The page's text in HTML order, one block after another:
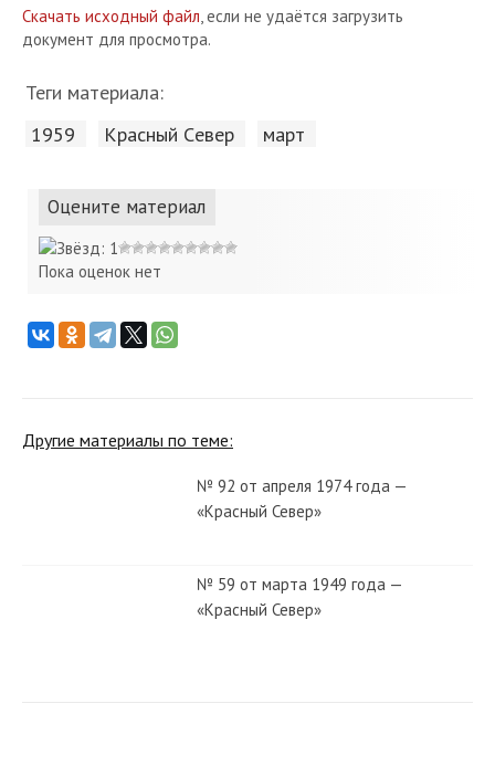
Скачать исходный файл, если не удаётся загрузить
документ для просмотра.
Теги материала:
1959 Красный Cевер март
Оцените материал
Пока оценок нет
Другие материалы по теме:
№ 92 от апреля 1974 года —
«Красный Север»
№ 59 от марта 1949 года —
«Красный Север»